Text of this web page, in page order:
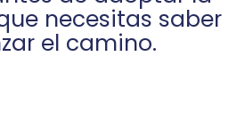
necesitas saber
el camino.